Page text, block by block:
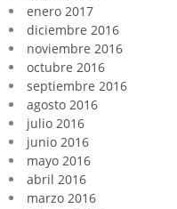
enero 2017
diciembre 2016
noviembre 2016
octubre 2016
septiembre 2016
agosto 2016
julio 2016
junio 2016
mayo 2016
abril 2016
marzo 2016